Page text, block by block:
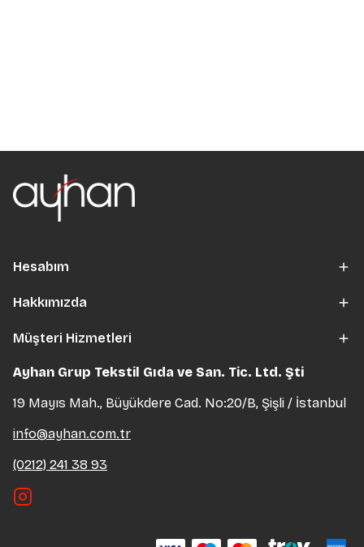
Hesabım
Hakkımızda
Müşteri Hizmetleri
Ayhan Grup Tekstil Gıda ve San. Tic. Ltd. Şti
19 Mayıs Mah., Büyükdere Cad. No:20/B, Şişli / İstanbul
info@ayhan.com.tr
(0212) 241 38 93